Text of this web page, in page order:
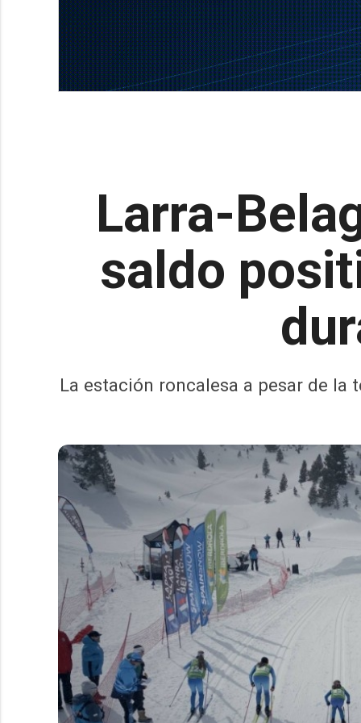
Larra-
saldo
La estación roncalesa a pesar de